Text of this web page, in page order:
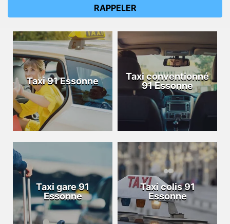
Taxi 91 Essonne
Taxi conventionné
91 Essonne
Taxi gare 91
Essonne
Taxi colis 91
Essonne